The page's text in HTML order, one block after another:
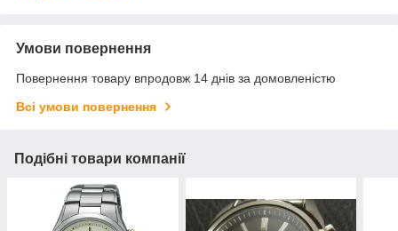
Умови повернення
Повернення товару впродовж 14 днів за домовленістю
Всі умови повернення
Подібні товари компанії